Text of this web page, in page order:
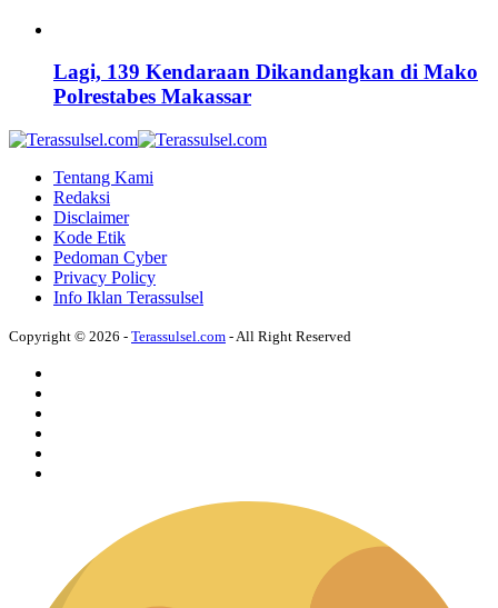
Lagi, 139 Kendaraan Dikandangkan di Mako
Polrestabes Makassar
Tentang Kami
Redaksi
Disclaimer
Kode Etik
Pedoman Cyber
Privacy Policy
Info Iklan Terassulsel
Copyright © 2026 - Terassulsel.com - All Right Reserved